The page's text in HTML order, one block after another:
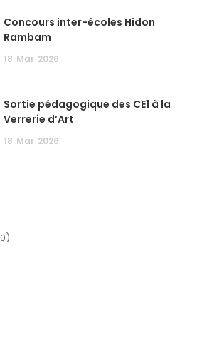
Concours inter-écoles Hidon
Rambam
18 Mar 2026
Sortie pédagogique des CE1 à la
Verrerie d’Art
18 Mar 2026